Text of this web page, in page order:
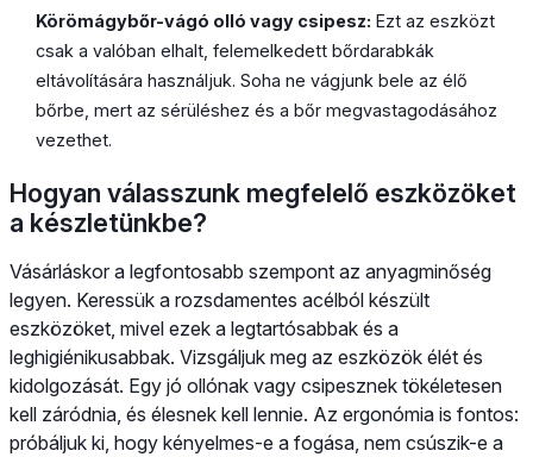
Körömágybőr-vágó olló vagy csipesz: Ezt az eszközt
csak a valóban elhalt, felemelkedett bőrdarabkák
eltávolítására használjuk. Soha ne vágjunk bele az élő
bőrbe, mert az sérüléshez és a bőr megvastagodásához
vezethet.
Hogyan válasszunk megfelelő eszközöket
a készletünkbe?
Vásárláskor a legfontosabb szempont az anyagminőség
legyen. Keressük a rozsdamentes acélból készült
eszközöket, mivel ezek a legtartósabbak és a
leghigiénikusabbak. Vizsgáljuk meg az eszközök élét és
kidolgozását. Egy jó ollónak vagy csipesznek tökéletesen
kell záródnia, és élesnek kell lennie. Az ergonómia is fontos:
próbáljuk ki, hogy kényelmes-e a fogása, nem csúszik-e a